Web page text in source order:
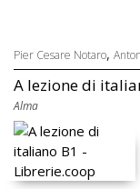
Pier Cesare Notaro,
A lezione di
Alma